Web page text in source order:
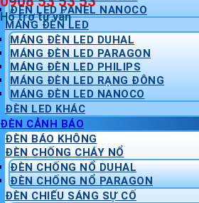
Hỗ trợ tư vấn
ĐÈN LED PANEL NANOCO
MÁNG ĐÈN LED
MÁNG ĐÈN LED DUHAL
MÁNG ĐÈN LED PARAGON
MÁNG ĐÈN LED PHILIPS
MÁNG ĐÈN LED RẠNG ĐÔNG
MÁNG ĐÈN LED NANOCO
ĐÈN LED KHÁC
ĐÈN CẢNH BÁO
ĐÈN BÁO KHÔNG
ĐÈN CHỐNG CHÁY NỔ
ĐÈN CHỐNG NỔ DUHAL
ĐÈN CHỐNG NỔ PARAGON
ĐÈN CHIẾU SÁNG SỰ CỐ